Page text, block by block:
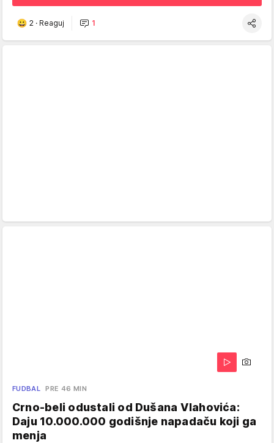
2 · Reaguj 1
FUDBAL PRE 46 MIN
Crno-beli odustali od Dušana Vlahovića:
Daju 10.000.000 godišnje napadaču koji ga
menja